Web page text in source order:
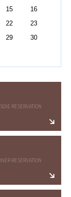
15
16
22
23
29
30